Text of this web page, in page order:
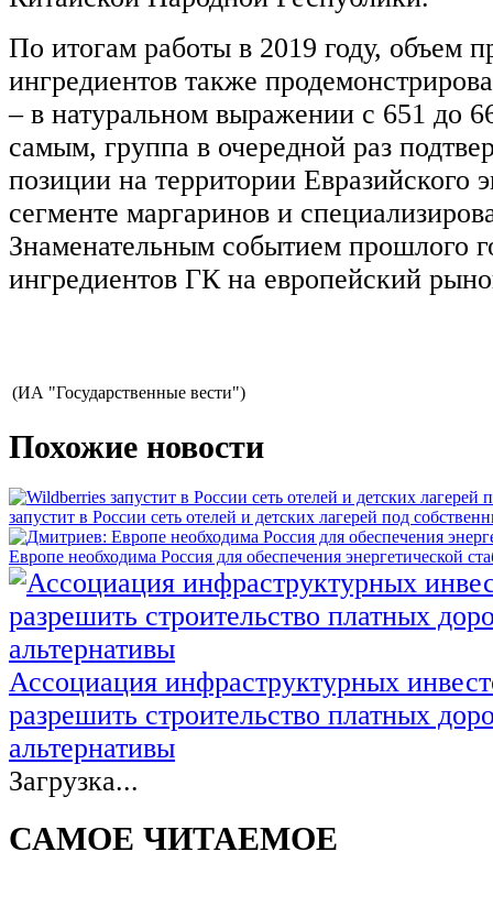
По итогам работы в 2019 году, объем
ингредиентов также
– в натуральном выражении с 651 до
самым, группа в очередной раз
позиции на территории Евразийского
сегменте маргаринов и
Знаменательным событием прошлого
ингредиентов ГК на европейский
(ИА "Государственные вести")
Похожие новости
запустит в России сеть отелей и детских лагерей под
Европе необходима Россия для обеспечения энергетической
Ассоциация инфраструктурных
разрешить строительство платных
альтернативы
Загрузка...
САМОЕ ЧИТАЕМОЕ